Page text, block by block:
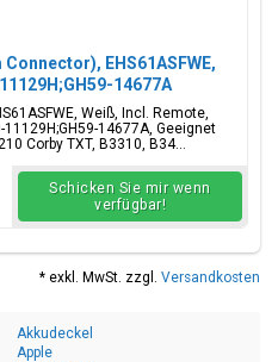
EHS61ASFWE,
14677A
Weiß, Incl. Remote,
11129H;GH59-14677A, Geeignet
Corby TXT, B3310, B34...
Schicken Sie mir wenn
verfügbar!
* exkl. MwSt. zzgl. Versandkosten
Akkudeckel
Apple